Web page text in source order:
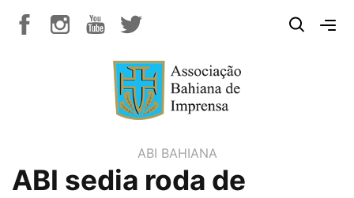
ABI BAHIANA
ABI sedia roda de